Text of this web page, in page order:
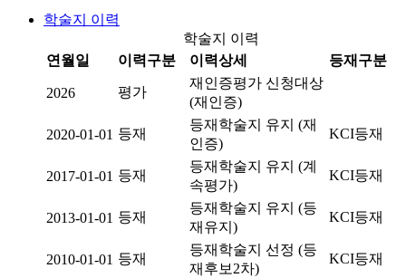
학술지 이력
학술지 이력
연월일
이력구분 이력상세 등재구분
2026 평가
재인증평가 신청대상
(재인증)
2020-01-01 등재
등재학술지 유지 (재
인증)
KCI등재
2017-01-01 등재
등재학술지 유지 (계
속평가)
KCI등재
2013-01-01 등재
등재학술지 유지 (등
재유지)
KCI등재
2010-01-01 등재
등재학술지 선정 (등
재후보2차)
KCI등재